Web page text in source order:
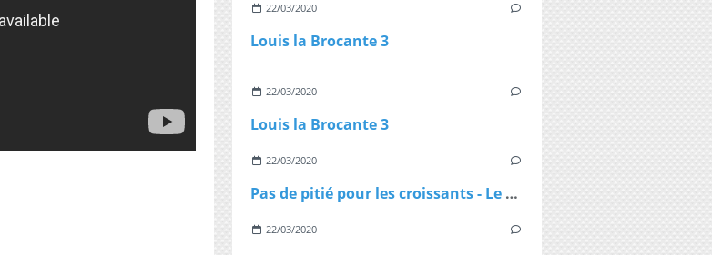
22/03/2020
Louis la Brocante 3
22/03/2020
Louis la Brocante 3
22/03/2020
Pas de pitié pour les croissants - Le croissant pirate
22/03/2020